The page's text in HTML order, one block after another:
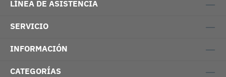
LÍNEA DE ASISTENCIA
SERVICIO
INFORMACIÓN
CATEGORÍAS